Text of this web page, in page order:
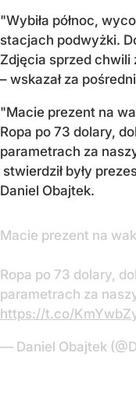
"Wybiła północ,
stacjach podwyżki.
Zdjęcia sprzed chwili
– wskazał za
"Macie prezent na
Ropa po 73 dolary,
parametrach za
stwierdził były
Daniel Obajtek.
Macie prezent na
Ropa po 73 dolary,
parametrach za
https://t.co/
— Daniel Obajtek